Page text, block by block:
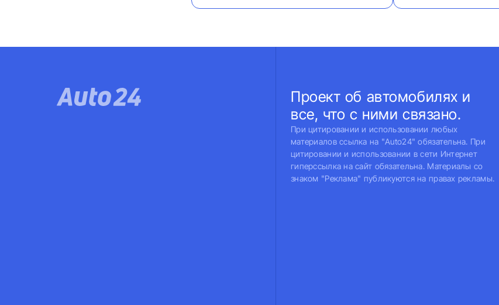
Проект об автомобилях и
все, что с ними связано.
При цитировании и использовании любых
материалов ссылка на "Auto24" обязательна. При
цитировании и использовании в сети Интернет
гиперссылка на сайт обязательна. Материалы со
знаком "Реклама" публикуются на правах рекламы.